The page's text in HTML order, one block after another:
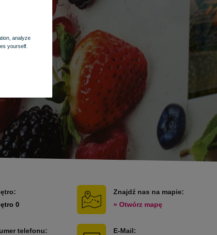
0
Znajdź nas na mapie:
» Otwórz mapę
telefonu:
E-Mail:
analyze
yourself.